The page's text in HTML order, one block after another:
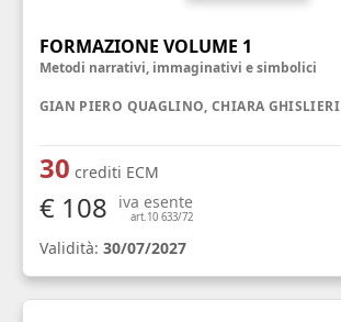
FORMAZIONE VOLUME 1
Metodi narrativi, immaginativi e simbolici
GIAN PIERO QUAGLINO, CHIARA GHISLIERI
30 crediti ECM
€ 108 iva esente
art.10 633/72
Validità: 30/07/2027